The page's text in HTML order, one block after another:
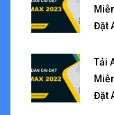
Đặt
Tải
Đặt